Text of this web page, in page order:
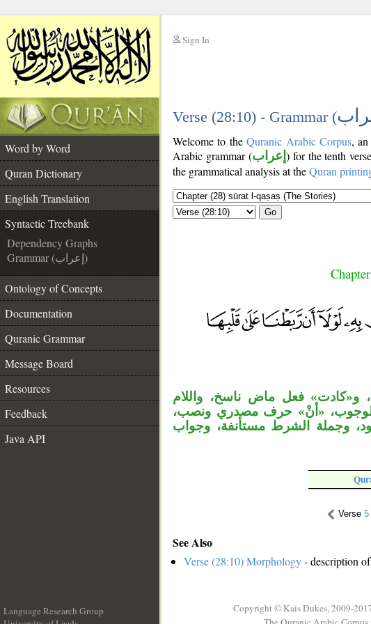
Sign In
Verse (28:10) - Grammar (
Word by Word
Quran Dictionary
English Translation
Syntactic Treebank
Dependency Graphs
Grammar (إعراب)
Ontology of Concepts
Documentation
Quranic Grammar
Message Board
Resources
Feedback
Java API
Welcome to theQuranic Arabic Corpus,
Arabic grammar (إعراب ) for the tenth
the grammatical analysis at theQuran
Go
و«كادت» فعل ماض ناسخ، واللام
لوجوب، «أنْ» حرف مصدري ونصب،
وجملة الشرط مستأنفة، وجواب
Verse 5|
See Also
Verse (28:10) Morphology- description
Language Research Group
Copyright © Kais Dukes, 2009-